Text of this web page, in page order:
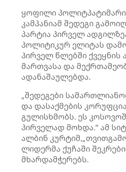
ყოფილი
კამპანიამ შედეგი
პარტია პირველ
პოლიტიკურ ელიტას
პირველ წლებში ქვეყნის
მართვასა და
ადანაშაულებდა.
„შედეგები
და დასაქმების
გულისხმობს. ეს
პირველად მოხდა.“ ამ
ალბინ
ლიდერმა ქუჩაში
მხარდამჭერებს.